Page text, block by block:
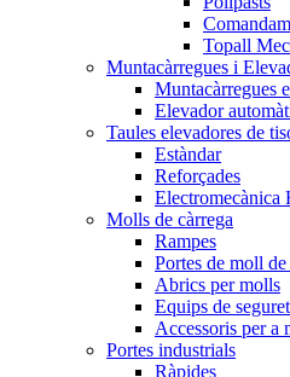
Topall
Muntacàrregues i
Muntacàrregues
Elevador
Taules elevadores de
Estàndar
Reforçades
Electromecànica
Molls de càrrega
Rampes
Portes de moll de
Abrics per molls
Equips de
Accessoris per a
Portes industrials
Ràpides